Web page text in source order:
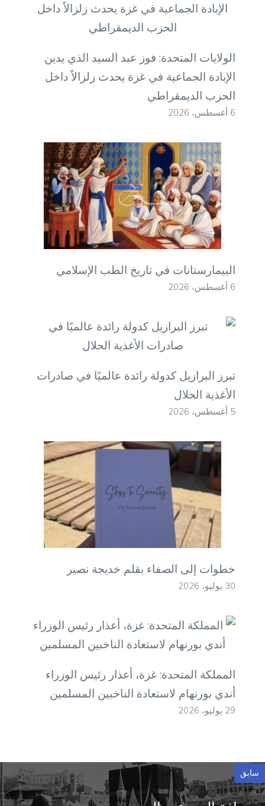
الولايات المتحدة: فوز عبد السيد الذي يدين
الإبادة الجماعية في غزة يحدث زلزالاً داخل
الحزب الديمقراطي
6 أغسطس، 2026
البيمارستانات في تاريخ الطب الإسلامي
6 أغسطس، 2026
تبرز البرازيل كدولة رائدة عالميًا في صادرات
الأغذية الحلال
5 أغسطس، 2026
خطوات إلى الصفاء بقلم خديجة نصير
30 يوليو، 2026
المملكة المتحدة: غزة، أعذار رئيس الوزراء
أندي بورنهام لاستعادة الناخبين المسلمين
29 يوليو، 2026
سابق